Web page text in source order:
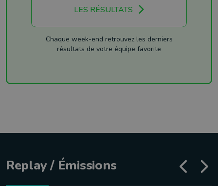
LES RÉSULTATS
Chaque week-end retrouvez les derniers
résultats de votre équipe favorite
Replay / Émissions